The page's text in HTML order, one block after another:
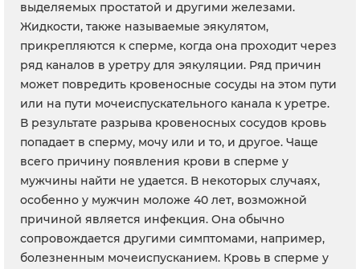
выделяемых простатой и другими железами.
Жидкости, также называемые эякулятом,
прикрепляются к сперме, когда она проходит через
ряд каналов в уретру для эякуляции. Ряд причин
может повредить кровеносные сосуды на этом пути
или на пути мочеиспускательного канала к уретре.
В результате разрыва кровеносных сосудов кровь
попадает в сперму, мочу или и то, и другое. Чаще
всего причину появления крови в сперме у
мужчины найти не удается. В некоторых случаях,
особенно у мужчин моложе 40 лет, возможной
причиной является инфекция. Она обычно
сопровождается другими симптомами, например,
болезненным мочеиспусканием. Кровь в сперме у